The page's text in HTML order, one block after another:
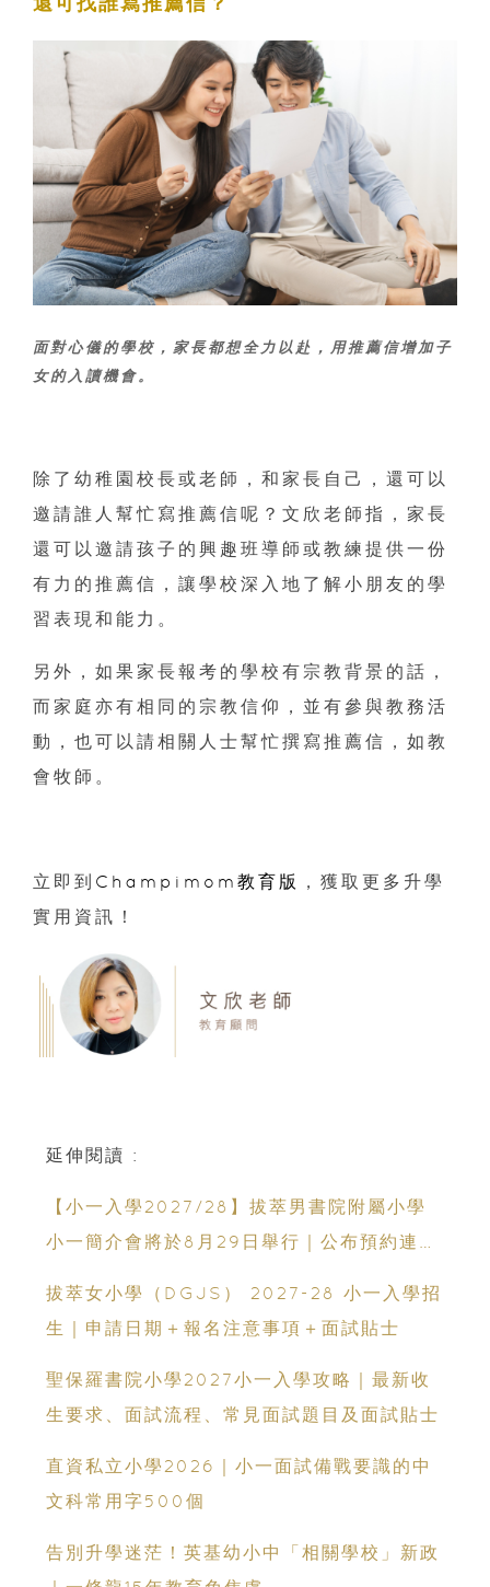
面對心儀的學校，家長都想全力以赴，用推薦信增加子
女的入讀機會。
除了幼稚園校長或老師，和家長自己，還可以
邀請誰人幫忙寫推薦信呢？文欣老師指，家長
還可以邀請孩子的興趣班導師或教練提供一份
有力的推薦信，讓學校深入地了解小朋友的學
習表現和能力。
另外，如果家長報考的學校有宗教背景的話，
而家庭亦有相同的宗教信仰，並有參與教務活
動，也可以請相關人士幫忙撰寫推薦信，如教
會牧師。
立即到 Champimom教育版
，獲取更多升學
實用資訊！
延伸閱讀 :
【小一入學2027/28】拔萃男書院附屬小學
小一簡介會將於8月29日舉行｜公布預約連結
拔萃女小學（DGJS） 2027-28 小一入學招
生｜申請日期＋報名注意事項＋面試貼士
聖保羅書院小學2027小一入學攻略｜最新收
生要求、面試流程、常見面試題目及面試貼士
直資私立小學2026｜小一面試備戰要識的中
文科常用字500個
告別升學迷茫！英基幼小中「相關學校」新政